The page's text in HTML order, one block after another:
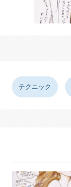
テクニック